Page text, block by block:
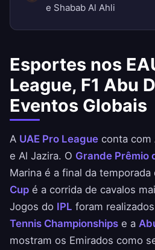
e Shabab Al Ahli
Esportes nos
League, F1 Abu
Eventos Globais
A UAE Pro League conta com
e Al Jazira. O Grande Prêmio
Marina é a final da temporada
Cup é a corrida de cavalos
Jogos do IPL foram
Tennis Championships e a
mostram os Emirados como